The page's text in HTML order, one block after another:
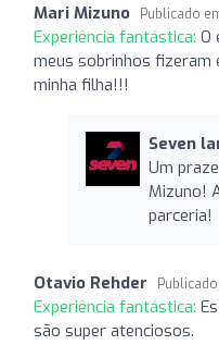
Mari Mizuno Publicado
Experiência fantástica: O
meus sobrinhos fizeram
minha filha!!!
Seven
Um
Mizuno!
parceria!
Otavio Rehder
Experiência fantástica:
são super atenciosos.